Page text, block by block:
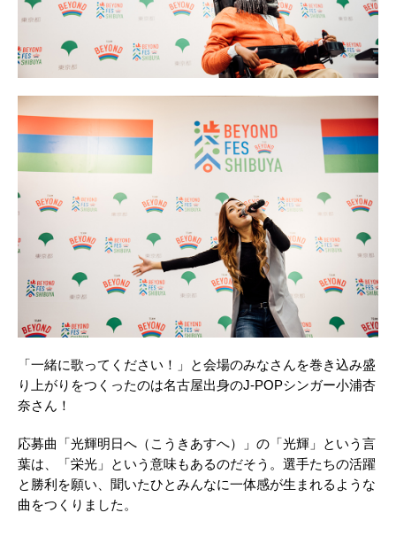
「一緒に歌ってください！」と会場のみなさんを巻き込み盛
り上がりをつくったのは名古屋出身のJ-POPシンガー小浦杏
奈さん！
応募曲「光輝明日へ（こうきあすへ）」の「光輝」という言
葉は、「栄光」という意味もあるのだそう。選手たちの活躍
と勝利を願い、聞いたひとみんなに一体感が生まれるような
曲をつくりました。